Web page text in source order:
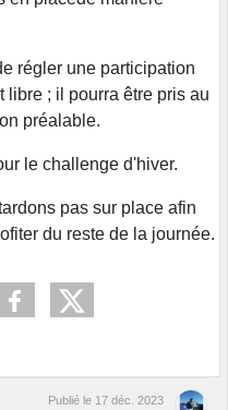
régler une participation
libre ; il pourra être pris au
préalable.
le challenge d'hiver.
pas sur place afin
du reste de la journée.
Publié le 17 déc. 2023